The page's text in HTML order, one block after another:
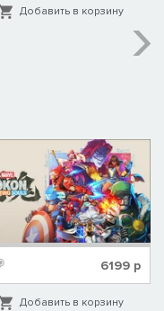
Добавить в корзину
6199 р
Добавить в корзину